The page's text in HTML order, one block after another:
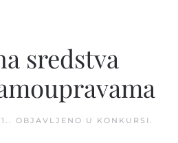
sredstva
. OBJAVLJENO U KONKURSI .